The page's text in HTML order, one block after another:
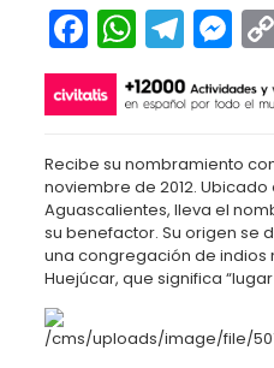
Facebook
Recibe su nombramiento
noviembre de 2012.
Aguascalientes, lleva el
su benefactor. Su origen se
una congregación de indios
Huejúcar, que significa